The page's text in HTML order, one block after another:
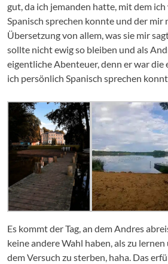
gut, da ich jemanden hatte, mit dem
Spanisch sprechen konnte und der mir
Übersetzung von allem, was sie mir
sollte nicht ewig so bleiben und als
eigentliche Abenteuer, denn er war die
ich persönlich Spanisch sprechen
Es kommt der Tag, an dem Andres
keine andere Wahl haben, als zu
dem Versuch zu sterben, haha. Das